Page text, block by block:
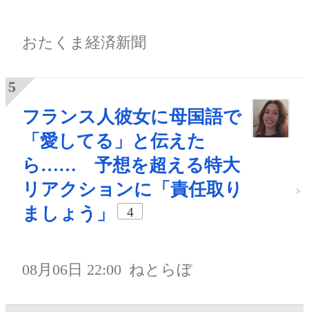
おたくま経済新聞
フランス人彼女に母国語で
「愛してる」と伝えた
ら…… 予想を超える特大
リアクションに「責任取り
ましょう」
4
08月06日 22:00 ねとらぼ